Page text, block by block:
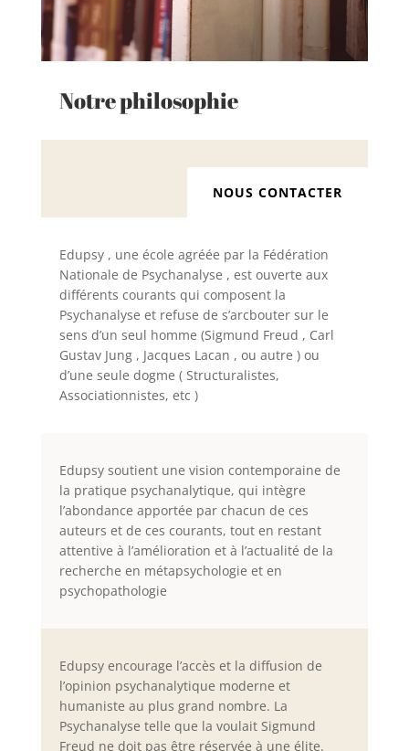
Notre philosophie
NOUS CONTACTER
Edupsy , une école agréée par la Fédération
Nationale de Psychanalyse , est ouverte aux
différents courants qui composent la
Psychanalyse et refuse de s’arcbouter sur le
sens d’un seul homme (Sigmund Freud , Carl
Gustav Jung , Jacques Lacan , ou autre ) ou
d’une seule dogme ( Structuralistes,
Associationnistes, etc )
Edupsy soutient une vision contemporaine de
la pratique psychanalytique, qui intègre
l’abondance apportée par chacun de ces
auteurs et de ces courants, tout en restant
attentive à l’amélioration et à l’actualité de la
recherche en métapsychologie et en
psychopathologie
Edupsy encourage l’accès et la diffusion de
l’opinion psychanalytique moderne et
humaniste au plus grand nombre. La
Psychanalyse telle que la voulait Sigmund
Freud ne doit pas être réservée à une élite.